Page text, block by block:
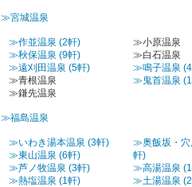
≫宮城温泉
≫作並温泉 (2軒)
≫秋保温泉 (9軒)
≫遠刈田温泉 (5軒)
≫青根温泉
≫鎌先温泉
≫小原温泉
≫白石温泉
≫鳴子温泉
≫鬼首温泉
≫福島温泉
≫いわき湯本温泉 (3軒)
≫東山温泉 (6軒)
≫芦ノ牧温泉 (3軒)
≫熱塩温泉 (1軒)
≫奥飯坂・穴
軒)
≫高湯温泉
≫土湯温泉